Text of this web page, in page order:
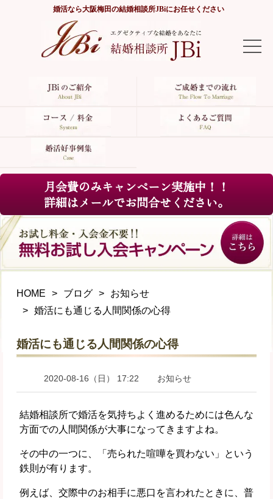
婚活なら大阪梅田の結婚相談所JBiにお任せください
TOP
よくあるご質問
婚活好事例集
月会費のみキャンペーン実施中！！
詳細はメールでお問合せください。
HOME ブログ
お知らせ
婚活にも通じる人間関係の心得
婚活にも通じる人間関係の心得
2020-08-16（日） 17:22 お知らせ
結婚相談所で婚活を気持ちよく進めるためには色んな
方面での人間関係が大事になってきますよね。
その中の一つに、「売られた喧嘩を買わない」という
鉄則が有ります。
例えば、交際中のお相手に悪口を言われたときに、普